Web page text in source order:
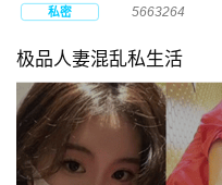
私密 5663264
极品人妻混乱私生活